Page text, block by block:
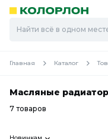
Ск
Ск
Главная Каталог
Масляные
7 товаров
Новинкам